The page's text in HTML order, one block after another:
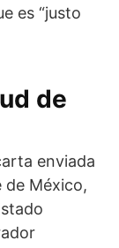
es “justo
de
enviada
de México,